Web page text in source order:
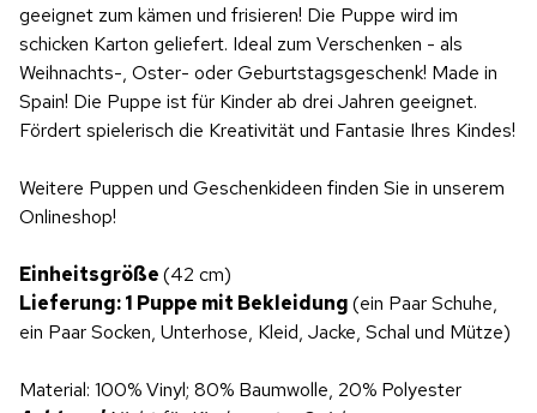
geeignet zum kämen und frisieren! Die Puppe wird im
schicken Karton geliefert. Ideal zum Verschenken - als
Weihnachts-, Oster- oder Geburtstagsgeschenk! Made in
Spain! Die Puppe ist für Kinder ab drei Jahren geeignet.
Fördert spielerisch die Kreativität und Fantasie Ihres Kindes!
Weitere Puppen und Geschenkideen finden Sie in unserem
Onlineshop!
Einheitsgröße(42 cm)
Lieferung: 1 Puppe mit Bekleidung(ein Paar Schuhe,
ein Paar Socken, Unterhose, Kleid, Jacke, Schal und Mütze)
Material: 100% Vinyl; 80% Baumwolle, 20% Polyester